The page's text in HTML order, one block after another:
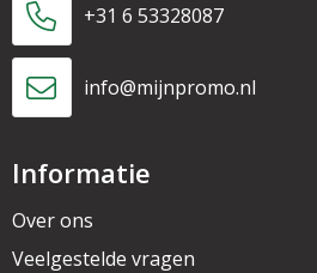
+31 6 53328087
info@mijnpromo.nl
Informatie
Over ons
Veelgestelde vragen